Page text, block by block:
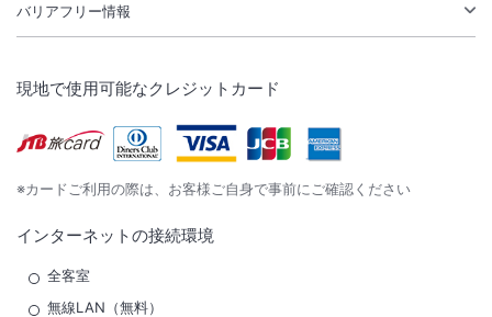
バリアフリー情報
現地で使用可能なクレジットカード
※カードご利用の際は、お客様ご自身で事前にご確認ください
インターネットの接続環境
全客室
無線LAN（無料）